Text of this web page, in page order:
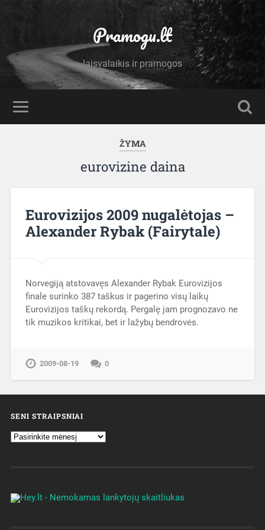
Pramogu.lt
laisvalaikis ir pramogos
ŽYMA
eurovizine daina
Eurovizijos 2009 nugalėtojas –
Alexander Rybak (Fairytale)
Norvegiją atstovavęs Alexander Rybak Eurovizijos
finale surinko 387 taškus ir pagerino visų laikų
Eurovizijos taškų rekordą. Pergalę jam prognozavo ne
tik muzikos kritikai, bet ir lažybų bendrovės.
2009-08-19 0
SENI STRAIPSNIAI